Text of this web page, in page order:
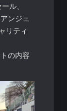
ル、
ジェ
リティ
容